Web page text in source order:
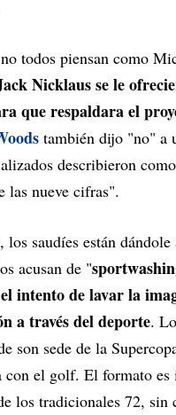
todos piensan como
Nicklaus se le
que respaldara el
también dijo "no" a
describieron
las nueve cifras".
los saudíes están
acusan de "
intento de lavar la
a través del deporte.
son sede de la
con el golf. El formato es
los tradicionales 72, sin